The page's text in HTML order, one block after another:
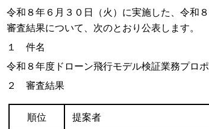
令和８年６月３０日（火）に実施した、令和
審査結果について、次のとおり公表します。
１ 件名
令和８年度ドローン飛行モデル検証業務プロ
２ 審査結果
順位 提案者